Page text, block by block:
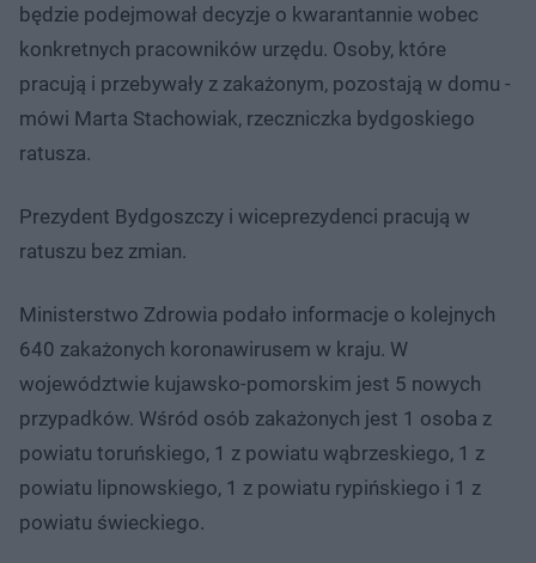
będzie podejmował decyzje o kwarantannie wobec
konkretnych pracowników urzędu. Osoby, które
pracują i przebywały z zakażonym, pozostają w domu -
mówi Marta Stachowiak, rzeczniczka bydgoskiego
ratusza.
Prezydent Bydgoszczy i wiceprezydenci pracują w
ratuszu bez zmian.
Ministerstwo Zdrowia podało informacje o kolejnych
640 zakażonych koronawirusem w kraju. W
województwie kujawsko-pomorskim jest 5 nowych
przypadków. Wśród osób zakażonych jest 1 osoba z
powiatu toruńskiego, 1 z powiatu wąbrzeskiego, 1 z
powiatu lipnowskiego, 1 z powiatu rypińskiego i 1 z
powiatu świeckiego.